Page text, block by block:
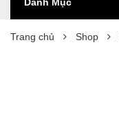
Trang chủ Shop